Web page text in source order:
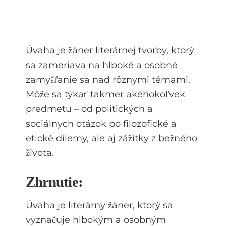
Úvaha je žáner literárnej tvorby, ktorý
sa zameriava na hlboké a osobné
zamyšľanie sa nad rôznymi témami.
Môže sa týkať takmer akéhokoľvek
predmetu – od politických a
sociálnych otázok po filozofické a
etické dilemy, ale aj zážitky z bežného
života.
Zhrnutie:
Úvaha je literárny žáner, ktorý sa
vyznačuje hlbokým a osobným